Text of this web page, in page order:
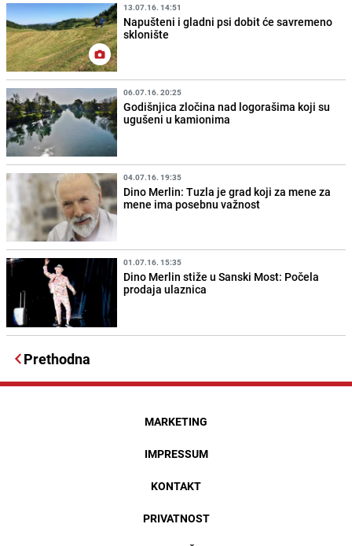
13.07.16. 14:51
Napušteni i gladni psi dobit će savremeno
sklonište
06.07.16. 20:25
Godišnjica zločina nad logorašima koji su
ugušeni u kamionima
04.07.16. 19:35
Dino Merlin: Tuzla je grad koji za mene za
mene ima posebnu važnost
01.07.16. 15:35
Dino Merlin stiže u Sanski Most: Počela
prodaja ulaznica
Prethodna
MARKETING
IMPRESSUM
KONTAKT
PRIVATNOST